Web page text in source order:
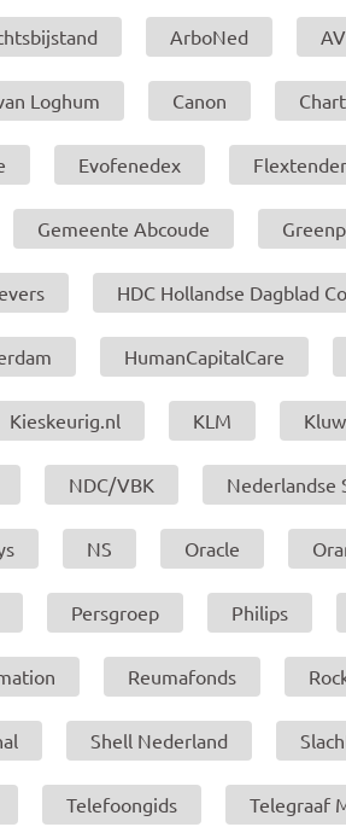
ArboNed
Loghum Canon
Evofenedex
Gemeente Abcoude
HDC Hollandse Dagblad
HumanCapitalCare
Kieskeurig.nl KLM
NDC/VBK Nederlandse
NS Oracle
Persgroep Philips
Reumafonds
Shell Nederland
Telefoongids Telegraaf